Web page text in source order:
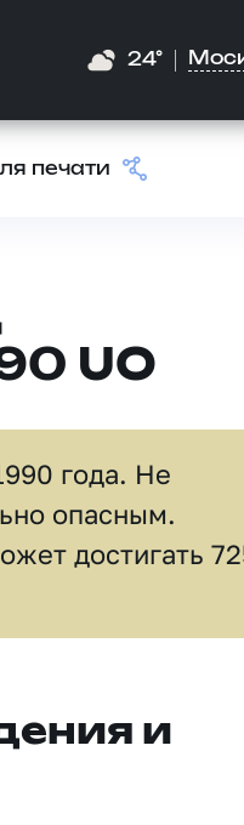
24°
печати
UO
года. Не
опасным.
достигать
и